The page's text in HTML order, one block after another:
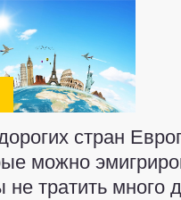
стран
можно
не тратить много